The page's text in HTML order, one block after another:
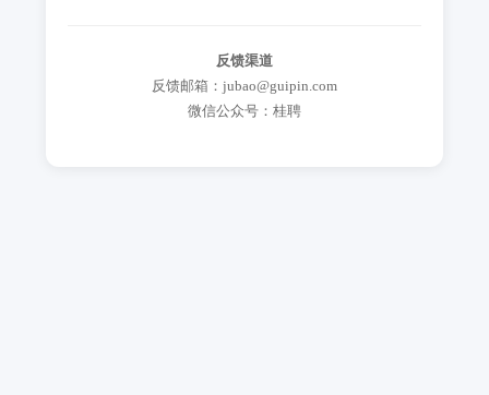
反馈渠道
反馈邮箱：jubao@guipin.com
微信公众号：桂聘